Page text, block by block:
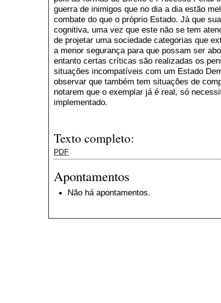
guerra de inimigos que no dia a dia estão
combate do que o próprio Estado. Já que
cognitiva, uma vez que este não se tem
de projetar uma sociedade categorias que
a menor segurança para que possam ser
entanto certas críticas são realizadas os
situações incompatíveis com um Estado
observar que também tem situações de
notarem que o exemplar já é real, só
implementado.
Texto completo:
PDF
Apontamentos
Não há apontamentos.